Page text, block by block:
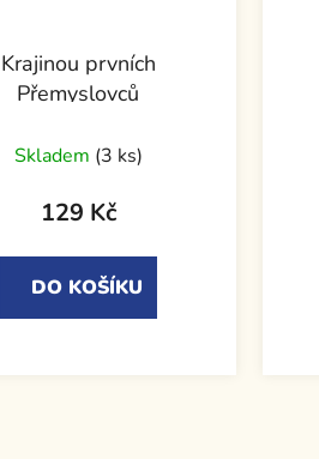
Krajinou prvních
Přemyslovců
Skladem (3 ks)
129 Kč
DO KOŠÍKU